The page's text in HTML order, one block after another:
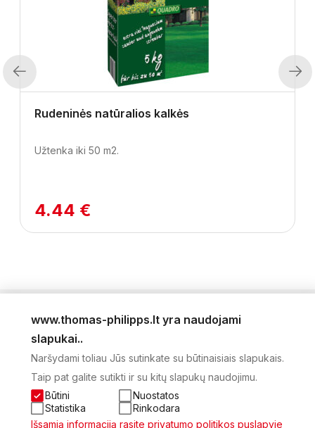
Previous
Rudeninės natūralios kalkės
Užtenka iki 50 m2.
4.44 €
Next
NAUJIENLAIŠKIS
APIE MUS
KONTAKTAI
PRIVATUMO POLITIKA
SĄSKAITA
www.thomas-philipps.lt yra naudojami
slapukai..
Naršydami toliau Jūs sutinkate su būtinaisiais slapukais.
Taip pat galite sutikti ir su kitų slapukų naudojimu.
Būtini
Nuostatos
Statistika
Rinkodara
Išsamią informaciją rasite privatumo politikos puslapyje